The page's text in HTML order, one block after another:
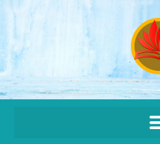
Aller
au
contenu